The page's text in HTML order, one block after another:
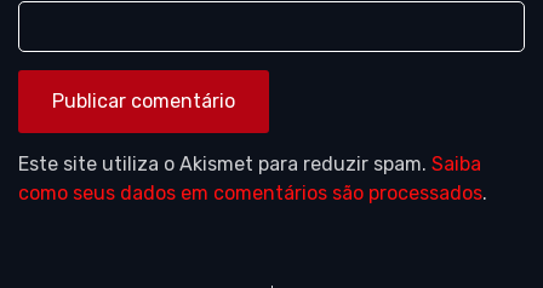
Este site utiliza o Akismet para reduzir spam. Saiba
como seus dados em comentários são processados.